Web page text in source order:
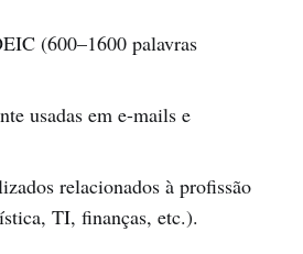
(600–1600 palavras
usadas em e-mails e
relacionados à profissão
TI, finanças, etc.).